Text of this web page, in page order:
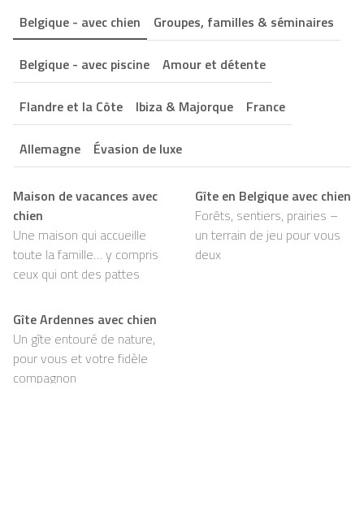
Belgique - avec chien Groupes, familles & séminaires
Belgique - avec piscine Amour et détente
Flandre et la Côte Ibiza & Majorque France
Allemagne Évasion de luxe
Maison de vacances avec
chien
Une maison qui accueille
toute la famille… y compris
ceux qui ont des pattes
Gîte en Belgique avec chien
Forêts, sentiers, prairies –
un terrain de jeu pour vous
deux
Gîte Ardennes avec chien
Un gîte entouré de nature,
pour vous et votre fidèle
compagnon